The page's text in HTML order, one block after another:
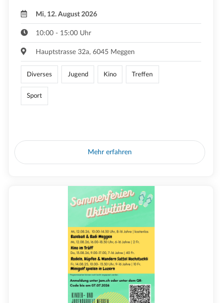
Mi, 12. August 2026
10:00 - 15:00 Uhr
Hauptstrasse 32a, 6045 Meggen
Diverses Jugend Kino Treffen
Sport
Mehr erfahren